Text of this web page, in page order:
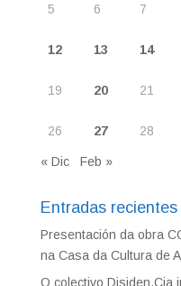
5 6 7
12 13 14
19 20 21
26 27 28
« Dic Feb »
Entradas recientes
Presentación da obra
na Casa da Cultura de
O colectivo Disiden.Cia